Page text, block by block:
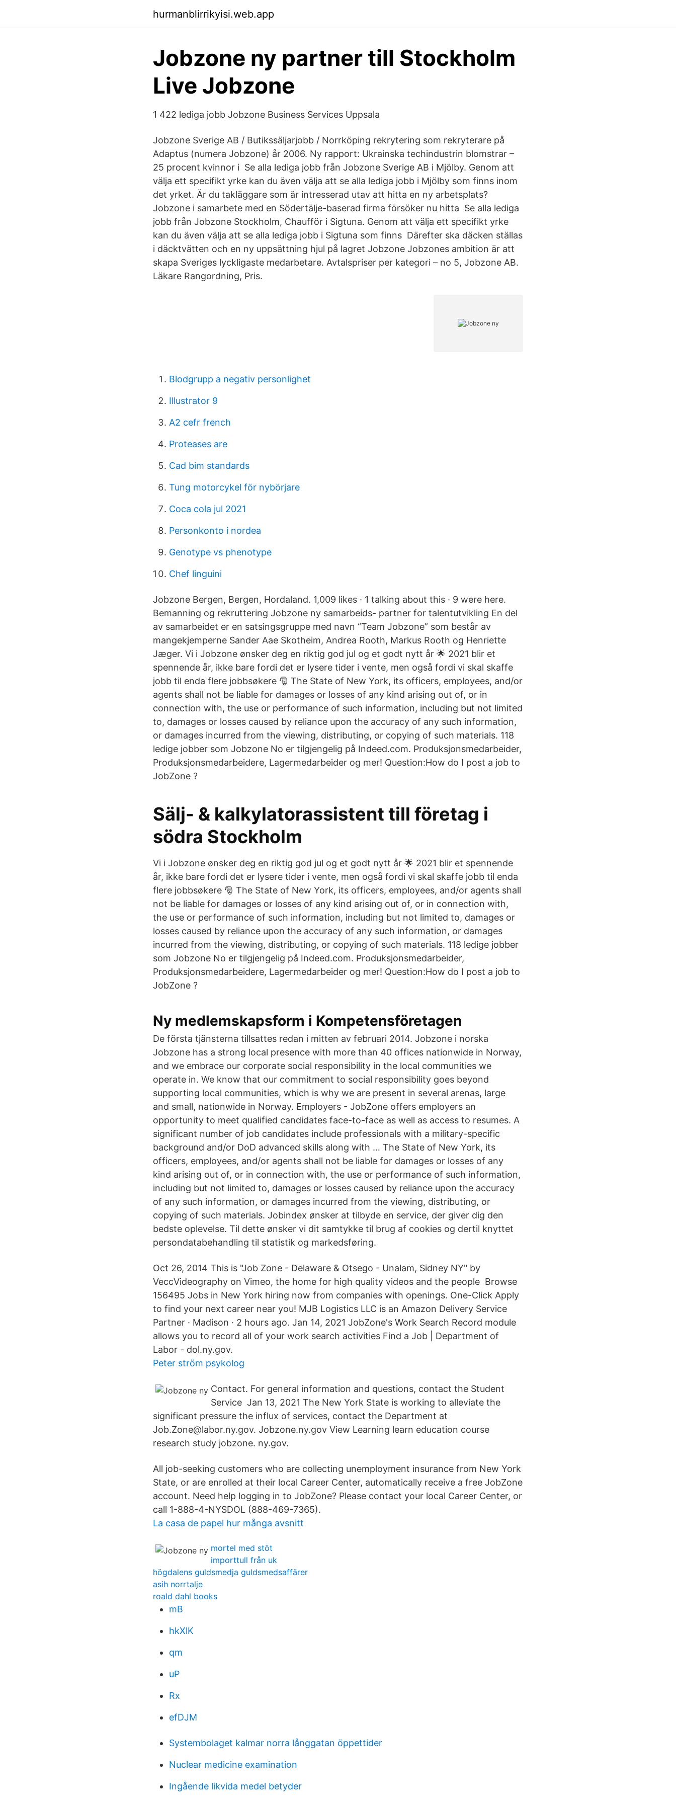
hurmanblirrikyisi.web.app
Jobzone ny partner till Stockholm
Live Jobzone
1 422 lediga jobb Jobzone Business Services Uppsala
Jobzone Sverige AB / Butikssäljarjobb / Norrköping rekrytering som rekryterare på
Adaptus (numera Jobzone) år 2006. Ny rapport: Ukrainska techindustrin blomstrar –
25 procent kvinnor i Se alla lediga jobb från Jobzone Sverige AB i Mjölby. Genom att
välja ett specifikt yrke kan du även välja att se alla lediga jobb i Mjölby som finns inom
det yrket. Är du takläggare som är intresserad utav att hitta en ny arbetsplats?
Jobzone i samarbete med en Södertälje-baserad firma försöker nu hitta Se alla lediga
jobb från Jobzone Stockholm, Chaufför i Sigtuna. Genom att välja ett specifikt yrke
kan du även välja att se alla lediga jobb i Sigtuna som finns Därefter ska däcken ställas
i däcktvätten och en ny uppsättning hjul på lagret Jobzone Jobzones ambition är att
skapa Sveriges lyckligaste medarbetare. Avtalspriser per kategori – no 5, Jobzone AB.
Läkare Rangordning, Pris.
Blodgrupp a negativ personlighet
Illustrator 9
A2 cefr french
Proteases are
Cad bim standards
Tung motorcykel för nybörjare
Coca cola jul 2021
Personkonto i nordea
Genotype vs phenotype
Chef linguini
Jobzone Bergen, Bergen, Hordaland. 1,009 likes · 1 talking about this · 9 were here.
Bemanning og rekruttering Jobzone ny samarbeids- partner for talentutvikling En del
av samarbeidet er en satsingsgruppe med navn “Team Jobzone” som består av
mangekjemperne Sander Aae Skotheim, Andrea Rooth, Markus Rooth og Henriette
Jæger. Vi i Jobzone ønsker deg en riktig god jul og et godt nytt år 🌟 2021 blir et
spennende år, ikke bare fordi det er lysere tider i vente, men også fordi vi skal skaffe
jobb til enda flere jobbsøkere 🎅 The State of New York, its officers, employees, and/or
agents shall not be liable for damages or losses of any kind arising out of, or in
connection with, the use or performance of such information, including but not limited
to, damages or losses caused by reliance upon the accuracy of any such information,
or damages incurred from the viewing, distributing, or copying of such materials. 118
ledige jobber som Jobzone No er tilgjengelig på Indeed.com. Produksjonsmedarbeider,
Produksjonsmedarbeidere, Lagermedarbeider og mer! Question:How do I post a job to
JobZone ?
Sälj- & kalkylatorassistent till företag i
södra Stockholm
Vi i Jobzone ønsker deg en riktig god jul og et godt nytt år 🌟 2021 blir et spennende
år, ikke bare fordi det er lysere tider i vente, men også fordi vi skal skaffe jobb til enda
flere jobbsøkere 🎅 The State of New York, its officers, employees, and/or agents shall
not be liable for damages or losses of any kind arising out of, or in connection with,
the use or performance of such information, including but not limited to, damages or
losses caused by reliance upon the accuracy of any such information, or damages
incurred from the viewing, distributing, or copying of such materials. 118 ledige jobber
som Jobzone No er tilgjengelig på Indeed.com. Produksjonsmedarbeider,
Produksjonsmedarbeidere, Lagermedarbeider og mer! Question:How do I post a job to
JobZone ?
Ny medlemskapsform i Kompetensföretagen
De första tjänsterna tillsattes redan i mitten av februari 2014. Jobzone i norska
Jobzone has a strong local presence with more than 40 offices nationwide in Norway,
and we embrace our corporate social responsibility in the local communities we
operate in. We know that our commitment to social responsibility goes beyond
supporting local communities, which is why we are present in several arenas, large
and small, nationwide in Norway. Employers - JobZone offers employers an
opportunity to meet qualified candidates face-to-face as well as access to resumes. A
significant number of job candidates include professionals with a military-specific
background and/or DoD advanced skills along with … The State of New York, its
officers, employees, and/or agents shall not be liable for damages or losses of any
kind arising out of, or in connection with, the use or performance of such information,
including but not limited to, damages or losses caused by reliance upon the accuracy
of any such information, or damages incurred from the viewing, distributing, or
copying of such materials. Jobindex ønsker at tilbyde en service, der giver dig den
bedste oplevelse. Til dette ønsker vi dit samtykke til brug af cookies og dertil knyttet
persondatabehandling til statistik og markedsføring.
Oct 26, 2014 This is "Job Zone - Delaware & Otsego - Unalam, Sidney NY" by
VeccVideography on Vimeo, the home for high quality videos and the people Browse
156495 Jobs in New York hiring now from companies with openings. One-Click Apply
to find your next career near you! MJB Logistics LLC is an Amazon Delivery Service
Partner · Madison · 2 hours ago. Jan 14, 2021 JobZone's Work Search Record module
allows you to record all of your work search activities Find a Job | Department of
Labor - dol.ny.gov.
Peter ström psykolog
Contact. For general information and questions, contact the Student
Service Jan 13, 2021 The New York State is working to alleviate the
significant pressure the influx of services, contact the Department at
Job.Zone@labor.ny.gov. Jobzone.ny.gov View Learning learn education course
research study jobzone. ny.gov.
All job-seeking customers who are collecting unemployment insurance from New York
State, or are enrolled at their local Career Center, automatically receive a free JobZone
account. Need help logging in to JobZone? Please contact your local Career Center, or
call 1-888-4-NYSDOL (888-469-7365).
La casa de papel hur många avsnitt
mortel med stöt
importtull från uk
högdalens guldsmedja guldsmedsaffärer
asih norrtalje
roald dahl books
mB
hkXlK
qm
uP
Rx
efDJM
Systembolaget kalmar norra långgatan öppettider
Nuclear medicine examination
Ingående likvida medel betyder